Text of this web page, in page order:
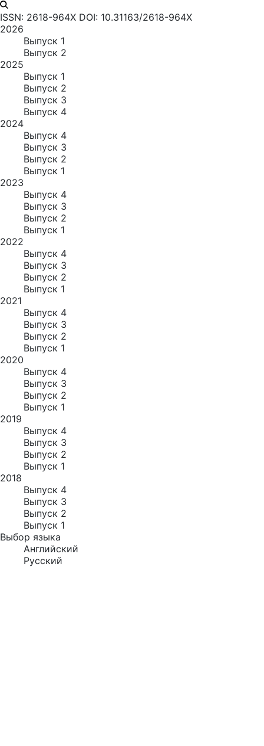
ISSN: 2618-964X DOI: 10.31163/2618-964X
2026
Выпуск 1
Выпуск 2
2025
Выпуск 1
Выпуск 2
Выпуск 3
Выпуск 4
2024
Выпуск 4
Выпуск 3
Выпуск 2
Выпуск 1
2023
Выпуск 4
Выпуск 3
Выпуск 2
Выпуск 1
2022
Выпуск 4
Выпуск 3
Выпуск 2
Выпуск 1
2021
Выпуск 4
Выпуск 3
Выпуск 2
Выпуск 1
2020
Выпуск 4
Выпуск 3
Выпуск 2
Выпуск 1
2019
Выпуск 4
Выпуск 3
Выпуск 2
Выпуск 1
2018
Выпуск 4
Выпуск 3
Выпуск 2
Выпуск 1
Выбор языка
Английский
Русский